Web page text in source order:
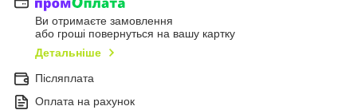
Ви отримаєте замовлення
або гроші повернуться на вашу картку
Детальніше
Післяплата
Оплата на рахунок